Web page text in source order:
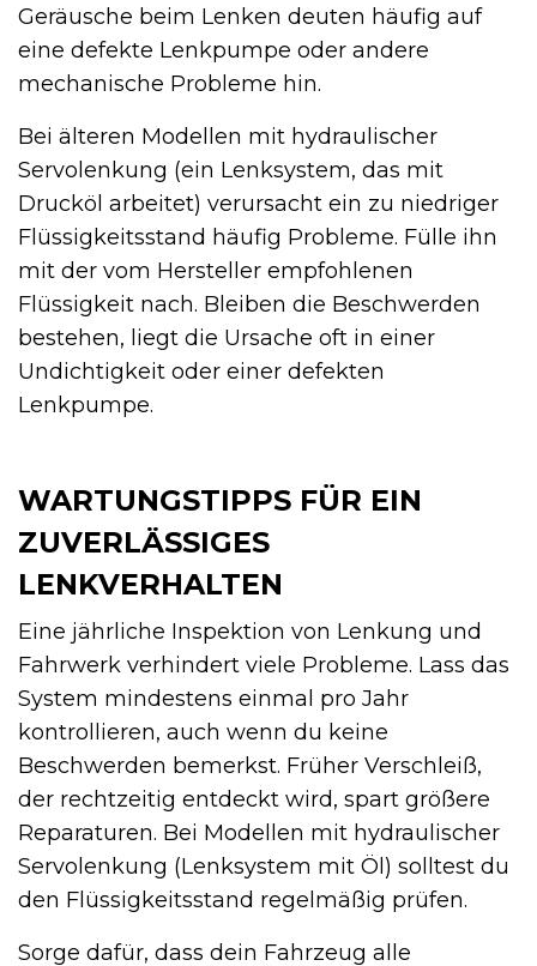
Geräusche beim Lenken deuten häufig auf
eine defekte Lenkpumpe oder andere
mechanische Probleme hin.
Bei älteren Modellen mit hydraulischer
Servolenkung (ein Lenksystem, das mit
Drucköl arbeitet) verursacht ein zu niedriger
Flüssigkeitsstand häufig Probleme. Fülle ihn
mit der vom Hersteller empfohlenen
Flüssigkeit nach. Bleiben die Beschwerden
bestehen, liegt die Ursache oft in einer
Undichtigkeit oder einer defekten
Lenkpumpe.
WARTUNGSTIPPS FÜR EIN
ZUVERLÄSSIGES
LENKVERHALTEN
Eine jährliche Inspektion von Lenkung und
Fahrwerk verhindert viele Probleme. Lass das
System mindestens einmal pro Jahr
kontrollieren, auch wenn du keine
Beschwerden bemerkst. Früher Verschleiß,
der rechtzeitig entdeckt wird, spart größere
Reparaturen. Bei Modellen mit hydraulischer
Servolenkung (Lenksystem mit Öl) solltest du
den Flüssigkeitsstand regelmäßig prüfen.
Sorge dafür, dass dein Fahrzeug alle